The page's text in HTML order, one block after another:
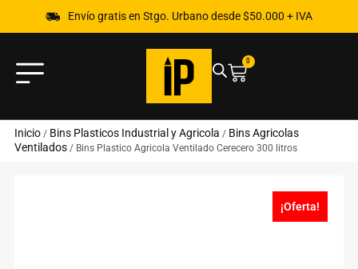
Envío gratis en Stgo. Urbano desde $50.000 + IVA
0
Inicio/ Bins Plasticos Industrial y Agricola / Bins Agricolas
Ventilados/ Bins Plastico Agricola Ventilado Cerecero 300 litros
¡Oferta!